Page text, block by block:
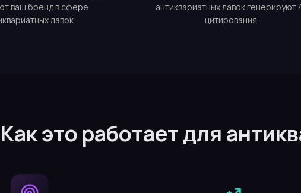
ваш бренд в сфере
лавок.
антиквариатных лавок генерируют
цитирования.
Как это работает для